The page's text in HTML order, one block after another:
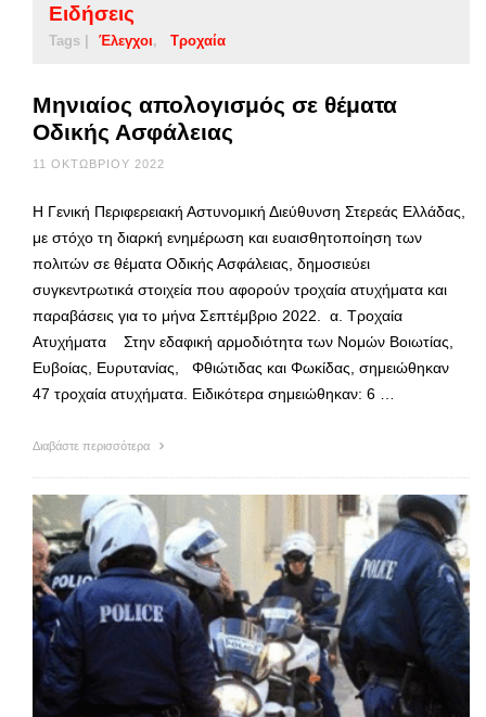
Ειδήσεις
Tags | Έλεγχοι Τροχαία
Μηνιαίος απολογισμός σε θέματα
Οδικής Ασφάλειας
11 ΟΚΤΩΒΡΊΟΥ 2022
Η Γενική Περιφερειακή Αστυνομική Διεύθυνση Στερεάς Ελλάδας,
με στόχο τη διαρκή ενημέρωση και ευαισθητοποίηση των
πολιτών σε θέματα Οδικής Ασφάλειας, δημοσιεύει
συγκεντρωτικά στοιχεία που αφορούν τροχαία ατυχήματα και
παραβάσεις για το μήνα Σεπτέμβριο 2022. α. Τροχαία
Ατυχήματα Στην εδαφική αρμοδιότητα των Νομών Βοιωτίας,
Ευβοίας, Ευρυτανίας, Φθιώτιδας και Φωκίδας, σημειώθηκαν
47 τροχαία ατυχήματα. Ειδικότερα σημειώθηκαν: 6 …
Διαβάστε περισσότερα